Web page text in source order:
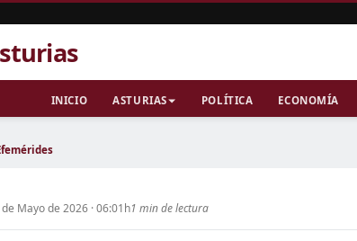
INICIO ASTURIAS POLÍTICA ECONOMÍA
Mayo de 2026 · 06:01h1 min de lectura